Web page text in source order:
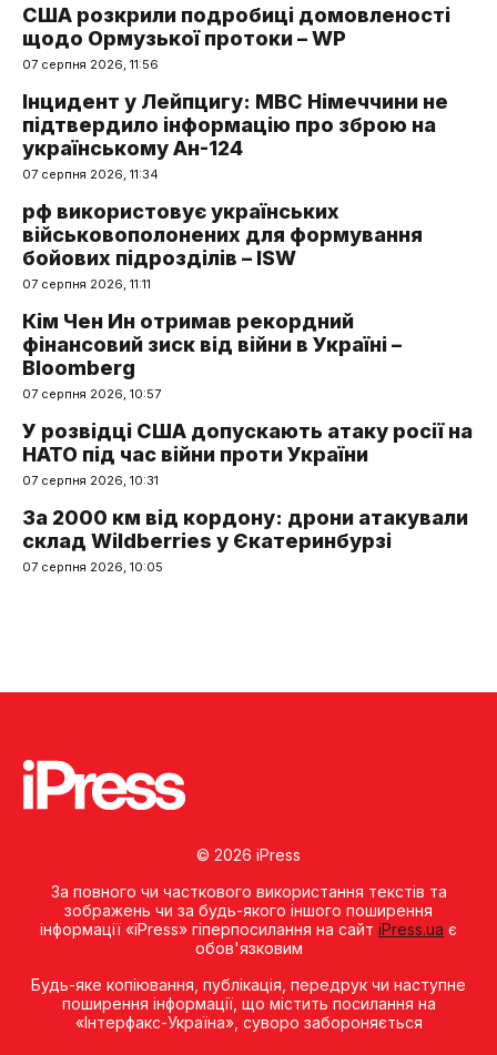
США розкрили подробиці домовленості
щодо Ормузької протоки – WP
07 серпня 2026, 11:56
Інцидент у Лейпцигу: МВС Німеччини не
підтвердило інформацію про зброю на
українському Ан-124
07 серпня 2026, 11:34
рф використовує українських
військовополонених для формування
бойових підрозділів – ISW
07 серпня 2026, 11:11
Кім Чен Ин отримав рекордний
фінансовий зиск від війни в Україні –
Bloomberg
07 серпня 2026, 10:57
У розвідці США допускають атаку росії на
НАТО під час війни проти України
07 серпня 2026, 10:31
За 2000 км від кордону: дрони атакували
склад Wildberries у Єкатеринбурзі
07 серпня 2026, 10:05
© 2026 iPress
За повного чи часткового використання текстів та
зображень чи за будь-якого іншого поширення
інформації «iPress» гіперпосилання на сайт iPress.ua є
обов'язковим
Будь-яке копiювання, публiкацiя, передрук чи наступне
поширення iнформацiї, що мiстить посилання на
«Iнтерфакс-Україна», суворо забороняється